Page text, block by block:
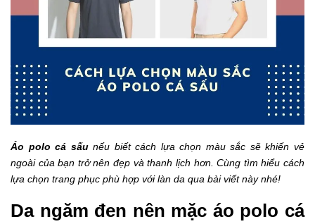
Áo polo cá sấunếu biết cách lựa chọn màu sắc sẽ khiến vẻ
ngoài của bạn trở nên đẹp và thanh lịch hơn. Cùng tìm hiểu cách
lựa chọn trang phục phù hợp với làn da qua bài viết này nhé!
Da ngăm đen nên mặc áo polo cá